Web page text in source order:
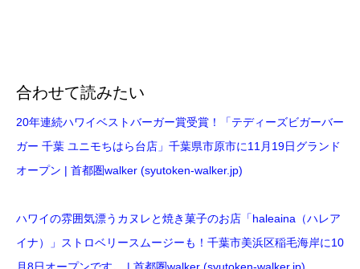
合わせて読みたい
20年連続ハワイベストバーガー賞受賞！「テディーズビガーバー
ガー 千葉 ユニモちはら台店」千葉県市原市に11月19日グランド
オープン | 首都圏walker (syutoken-walker.jp)
ハワイの雰囲気漂うカヌレと焼き菓子のお店「haleaina（ハレア
イナ）」ストロベリースムージーも！千葉市美浜区稲毛海岸に10